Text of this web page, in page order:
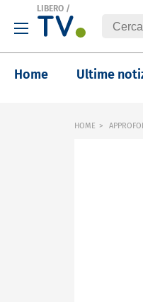
LIBERO /
Home Ultime
HOME